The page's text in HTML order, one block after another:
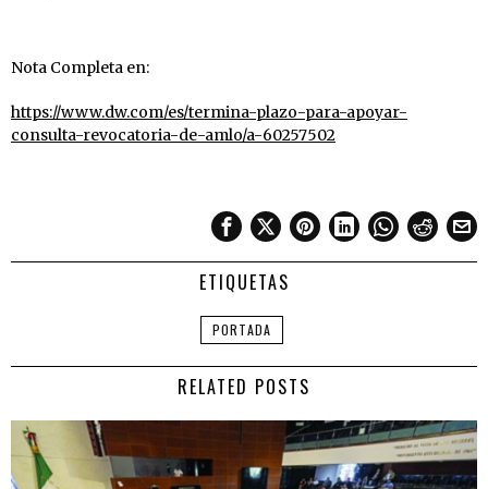
Nota Completa en:
https://www.dw.com/es/termina-plazo-para-apoyar-
consulta-revocatoria-de-amlo/a-60257502
ETIQUETAS
PORTADA
RELATED POSTS